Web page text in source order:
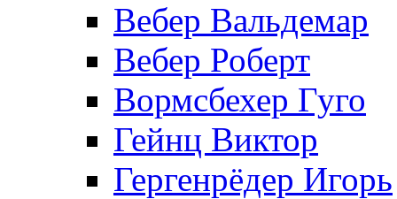
Вебер Вальдемар
Вебер Роберт
Вормсбехер Гуго
Гейнц Виктор
Гергенрёдер Игорь